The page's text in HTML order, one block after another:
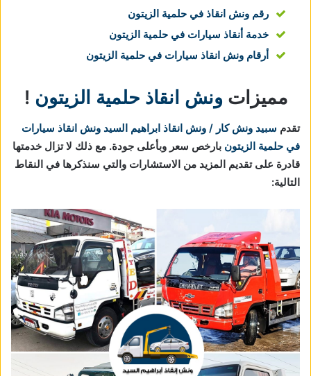
رقم ونش انقاذ في حلمية الزيتون
خدمة أنقاذ سيارات في حلمية الزيتون
أرقام ونش انقاذ سيارات في حلمية الزيتون
مميزات ونش انقاذ حلمية الزيتون !
تقدم سبيد ونش كار / ونش انقاذ ابراهيم السيد ونش انقاذ سيارات
في حلمية الزيتون بارخص سعر وبأعلى جودة. مع ذلك لا تزال خدمتها
قادرة على تقديم المزيد من الاستشارات والتي سنذكرها في النقاط
التالية: